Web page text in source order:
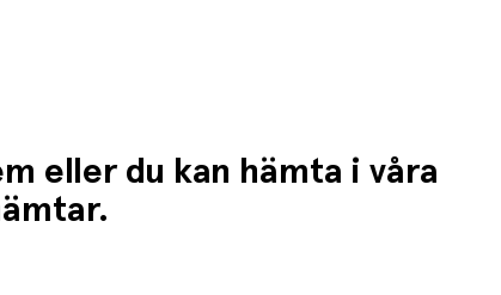
eller du kan hämta i våra